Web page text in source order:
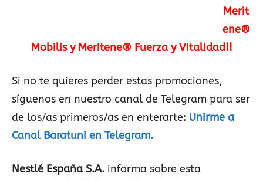
Merit
ene®
Mobilis y Meritene® Fuerza y Vitalidad!!
Si no te quieres perder estas promociones,
síguenos en nuestro canal de Telegram para ser
de los/as primeros/as en enterarte: Unirme a
Canal Baratuni en Telegram.
Nestlé España S.A. informa sobre esta